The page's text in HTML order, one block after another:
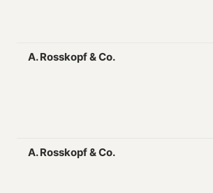
A. Rosskopf & Co.
A. Rosskopf & Co.